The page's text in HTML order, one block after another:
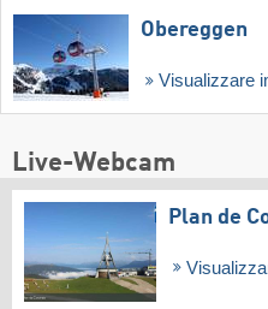
Obereggen
Visualizzare
Live-Webcam
Plan de